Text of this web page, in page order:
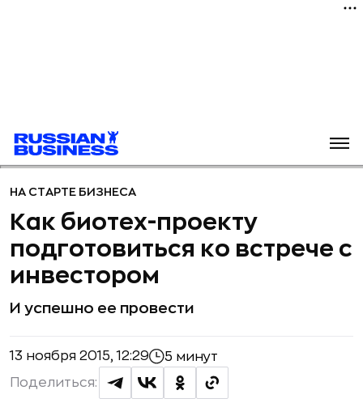
НА СТАРТЕ БИЗНЕСА
Как биотех-проекту
подготовиться ко встрече с
инвестором
И успешно ее провести
13 ноября 2015, 12:29 5 минут
Поделиться: